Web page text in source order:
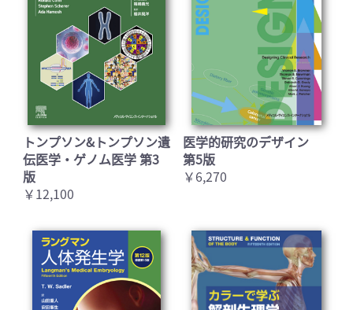
トンプソン&トンプソン遺
伝医学・ゲノム医学 第3
版
￥12,100
医学的研究のデザイン
第5版
￥6,270